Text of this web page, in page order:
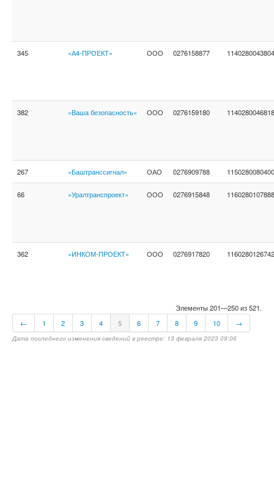
345 «А4-ПРОЕКТ» ООО 0276158877 1140280043804
382 «Ваша безопасность» ООО 0276159180 1140280046818
267 «Баштранссигнал» ОАО 0276909788 1150280080400
66 «Уралтранспроект» ООО 0276915848 1160280107888
362 «ИНКОМ-ПРОЕКТ» ООО 0276917820 1160280126742
Элементы 201—250 из 521.
←
1 2 3 4 5 6 7 8 9 10 →
Дата последнего изменения сведений в реестре: 13 февраля 2023 09:06